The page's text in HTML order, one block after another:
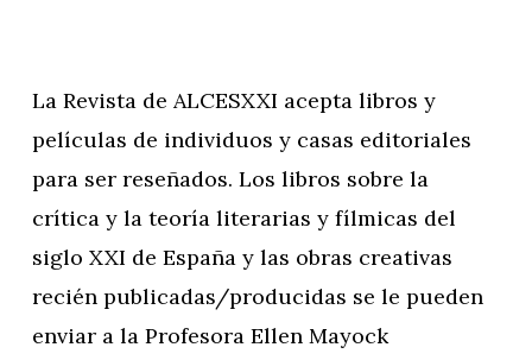
La Revista de ALCESXXI acepta libros y
películas de individuos y casas editoriales
para ser reseñados. Los libros sobre la
crítica y la teoría literarias y fílmicas del
siglo XXI de España y las obras creativas
recién publicadas/producidas se le pueden
enviar a la Profesora Ellen Mayock